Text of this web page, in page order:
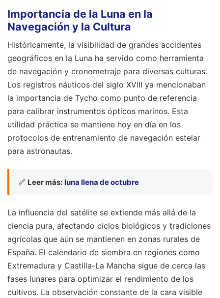
Importancia de la Luna en la
Navegación y la Cultura
Históricamente, la visibilidad de grandes accidentes
geográficos en la Luna ha servido como herramienta
de navegación y cronometraje para diversas culturas.
Los registros náuticos del siglo XVIII ya mencionaban
la importancia de Tycho como punto de referencia
para calibrar instrumentos ópticos marinos. Esta
utilidad práctica se mantiene hoy en día en los
protocolos de entrenamiento de navegación estelar
para astronautas.
🔗 Leer más: luna llena de octubre
La influencia del satélite se extiende más allá de la
ciencia pura, afectando ciclos biológicos y tradiciones
agrícolas que aún se mantienen en zonas rurales de
España. El calendario de siembra en regiones como
Extremadura y Castilla-La Mancha sigue de cerca las
fases lunares para optimizar el rendimiento de los
cultivos. La observación constante de la cara visible